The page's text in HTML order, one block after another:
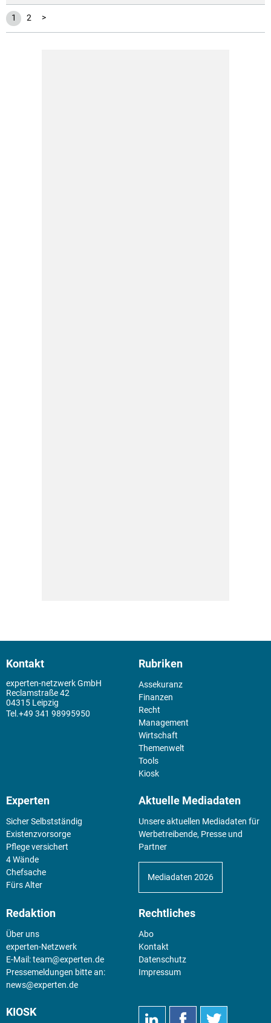
1 2 >
Kontakt
experten-netzwerk GmbH
Reclamstraße 42
04315 Leipzig
+49 341 98995950
Rubriken
Assekuranz
Finanzen
Recht
Management
Wirtschaft
Themenwelt
Tools
Kiosk
Experten
Sicher Selbstständig
Existenz­vorsorge
Pflege versichert
4 Wände
Chefsache
Fürs Alter
Aktuelle Mediadaten
Unsere aktuellen Mediadaten für
Werbetreibende, Presse und
Partner
Mediadaten 2026
Redaktion
Über uns
experten-Netzwerk
E-Mail:team@experten.de
Pressemeldungen bitte an:
news@experten.de
Rechtliches
Abo
Kontakt
Datenschutz
Impressum
KIOSK